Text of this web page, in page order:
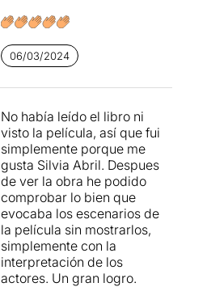
06/03/2024
No había leído el libro ni
visto la película, así que fui
simplemente porque me
gusta Silvia Abril. Despues
de ver la obra he podido
comprobar lo bien que
evocaba los escenarios de
la película sin mostrarlos,
simplemente con la
interpretación de los
actores. Un gran logro.